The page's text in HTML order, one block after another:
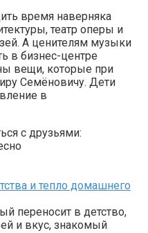
время наверняка
театр оперы и
А ценителям музыки
в бизнес-центре
вещи, которые при
Семёновичу. Дети
в
с друзьями:
и тепло домашнего
переносит в детство,
и вкус, знакомый